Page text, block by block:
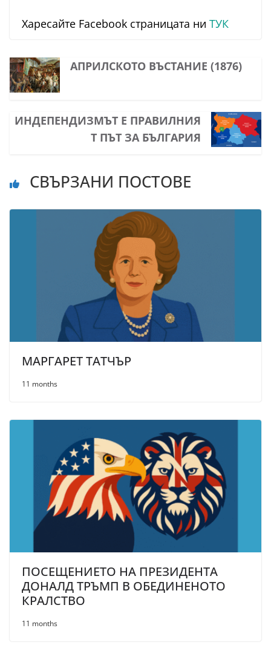
Харесайте Facebook страницата ни ТУК
АПРИЛСКОТО ВЪСТАНИЕ (1876)
ИНДЕПЕНДИЗМЪТ Е ПРАВИЛНИЯ
Т ПЪТ ЗА БЪЛГАРИЯ
СВЪРЗАНИ ПОСТОВЕ
МАРГАРЕТ ТАТЧЪР
11 months
ПОСЕЩЕНИЕТО НА ПРЕЗИДЕНТА
ДОНАЛД ТРЪМП В ОБЕДИНЕНОТО
КРАЛСТВО
11 months